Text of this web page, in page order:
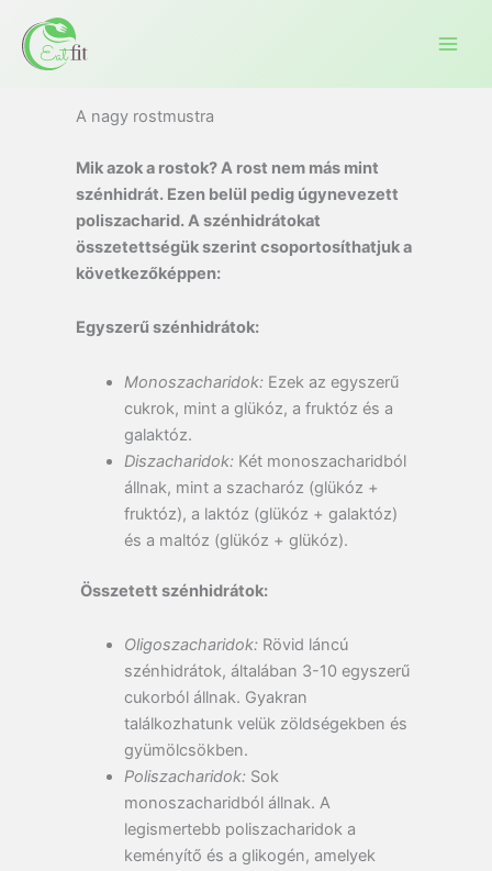
tartalomra
A nagy rostmustra
Mik azok a rostok? A rost nem más mint
szénhidrát. Ezen belül pedig úgynevezett
poliszacharid. A szénhidrátokat
összetettségük szerint csoportosíthatjuk a
következőképpen:
Egyszerű szénhidrátok:
Monoszacharidok:Ezek az egyszerű
cukrok, mint a glükóz, a fruktóz és a
galaktóz.
Diszacharidok:Két monoszacharidból
állnak, mint a szacharóz (glükóz +
fruktóz), a laktóz (glükóz + galaktóz)
és a maltóz (glükóz + glükóz).
Összetett szénhidrátok:
Oligoszacharidok:Rövid láncú
szénhidrátok, általában 3-10 egyszerű
cukorból állnak. Gyakran
találkozhatunk velük zöldségekben és
gyümölcsökben.
Poliszacharidok: Sok
monoszacharidból állnak. A
legismertebb poliszacharidok a
keményítő és a glikogén, amelyek